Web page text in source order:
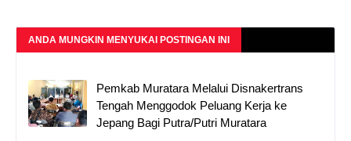
ANDA MUNGKIN MENYUKAI POSTINGAN INI
Pemkab Muratara Melalui Disnakertrans
Tengah Menggodok Peluang Kerja ke
Jepang Bagi Putra/Putri Muratara